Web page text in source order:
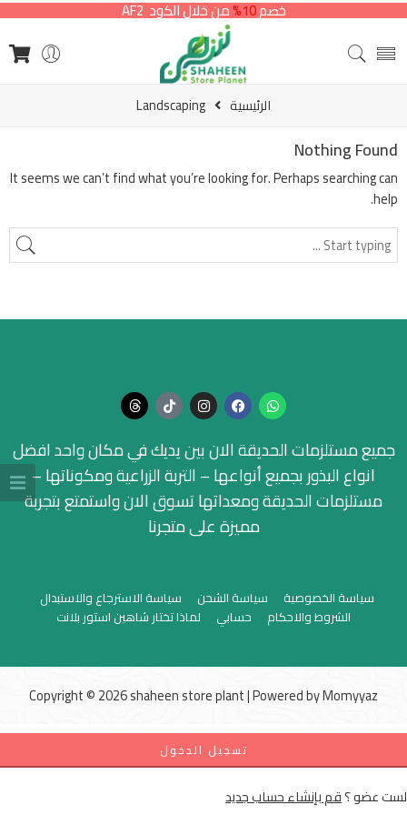
خصم10% من خلال الكود AF2
الرئيسية Landscaping
Nothing Found
It seems we can’t find what you’re looking for. Perhaps searching can
help.
جميع مستلزمات الحديقة الان بين يديك في مكان واحد افضل
انواع البذور بجميع أنواعها – التربة الزراعية ومكوناتها –
مستلزمات الحديقة ومعداتها تسوق الان واستمتع بتجربة
مميزة على متجرنا
سياسة الخصوصية سياسة الشحن
سياسة الاسترجاع والاستبدال
الشروط والاحكام
حسابي لماذا تختار شاهين استور بلانت
Copyright © 2026 shaheen store plant | Powered byMomyyaz
تسجيل الدخول
لست عضو ؟قم بإنشاء حساب جديد